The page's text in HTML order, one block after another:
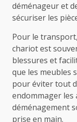
déménageur et
sécuriser les
Pour le transport,
chariot est
blessures et
que les meubles
pour éviter tout
endommager les
déménagement
prise en main.